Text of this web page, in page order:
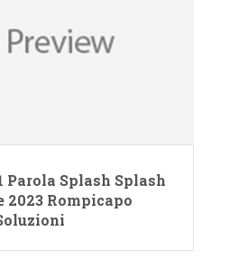
Parola Splash Splash
2023 Rompicapo